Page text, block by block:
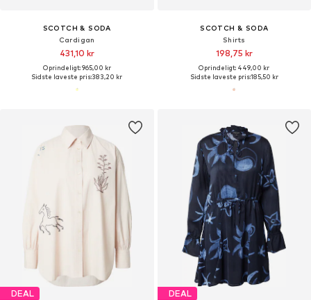
SCOTCH & SODA
Cardigan
431,10 kr
Oprindeligt: 965,00 kr
Sidste laveste pris:383,20 kr
SCOTCH & SODA
Shirts
198,75 kr
Oprindeligt: 449,00 kr
Sidste laveste pris:185,50 kr
DEAL DEAL